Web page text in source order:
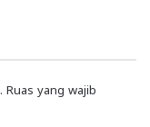
Ruas yang wajib